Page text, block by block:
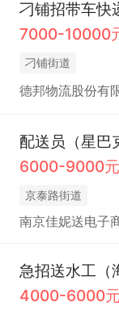
刁铺招带车快
7000-10000
刁铺街道
德邦物流股份有
配送员（星巴
6000-9000
京泰路街道
南京佳妮送电子
4000-6000